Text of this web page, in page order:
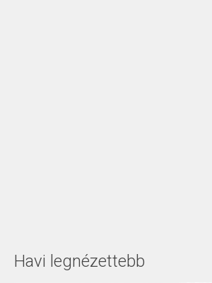
Havi legnézettebb